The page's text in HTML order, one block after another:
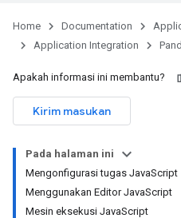
Home Documentation
Application Integration
Apakah informasi ini membantu?
Kirim masukan
Pada halaman ini
Mengonfigurasi tugas JavaScript
Menggunakan Editor JavaScript
Mesin eksekusi JavaScript